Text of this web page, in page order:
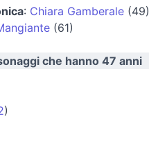
: Chiara Gamberale (49)
(61)
che hanno 47 anni
)